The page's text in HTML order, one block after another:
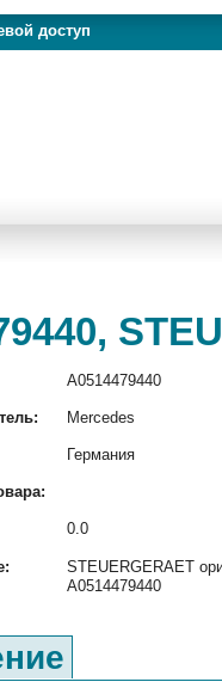
доступ
A0514479440
Mercedes
Германия
0.0
STEUERGERAET
A0514479440